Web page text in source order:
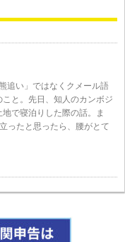
追い」ではなくクメール語
と。先日、知人のカンボジ
で寝泊りした際の話。ま
ったと思ったら、腰がとて